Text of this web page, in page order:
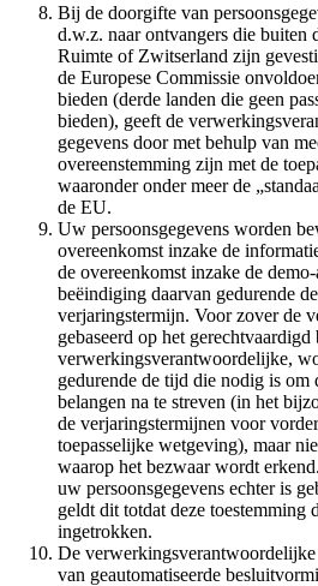
Bij de doorgifte van
d.w.z. naar ontvangers die buiten
Ruimte of Zwitserland zijn
de Europese Commissie
bieden (derde landen die geen
bieden), geeft de
gegevens door met behulp van
overeenstemming zijn met de
waaronder onder meer de
de EU.
Uw persoonsgegevens worden
overeenkomst inzake de
de overeenkomst inzake de
beëindiging daarvan gedurende
verjaringstermijn. Voor zover de
gebaseerd op het gerechtvaardigd
verwerkingsverantwoordelijke,
gedurende de tijd die nodig is om
belangen na te streven (in het
de verjaringstermijnen voor
toepasselijke wetgeving), maar
waarop het bezwaar wordt
uw persoonsgegevens echter is
geldt dit totdat deze
ingetrokken.
De
van geautomatiseerde